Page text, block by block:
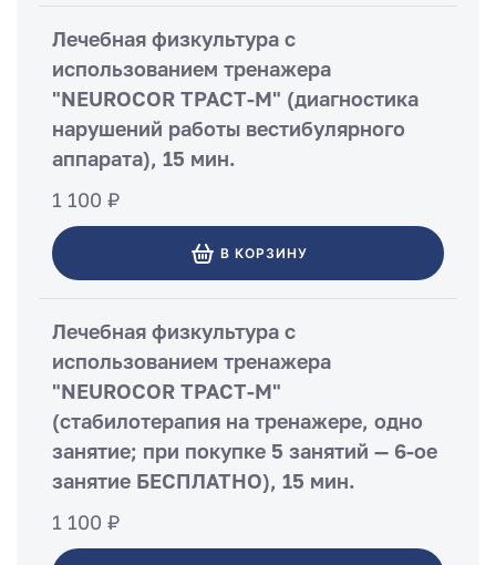
Лечебная физкультура с
использованием тренажера
"NEUROCOR ТРАСТ-М" (диагностика
нарушений работы вестибулярного
аппарата), 15 мин.
1 100 ₽
В КОРЗИНУ
Лечебная физкультура с
использованием тренажера
"NEUROCOR ТРАСТ-М"
(стабилотерапия на тренажере, одно
занятие; при покупке 5 занятий — 6-ое
занятие БЕСПЛАТНО), 15 мин.
1 100 ₽